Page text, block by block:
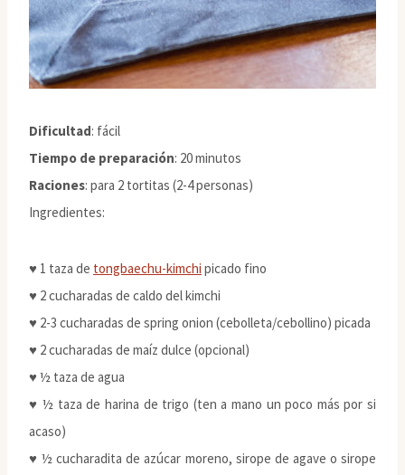
Dificultad: fácil
Tiempo de preparación: 20 minutos
Raciones: para 2 tortitas (2-4 personas)
Ingredientes:
♥ 1 taza de tongbaechu-kimchi picado fino
♥ 2 cucharadas de caldo del kimchi
♥ 2-3 cucharadas de spring onion (cebolleta/cebollino) picada
♥ 2 cucharadas de maíz dulce (opcional)
♥ ½ taza de agua
♥ ½ taza de harina de trigo (ten a mano un poco más por si
acaso)
♥ ½ cucharadita de azúcar moreno, sirope de agave o sirope